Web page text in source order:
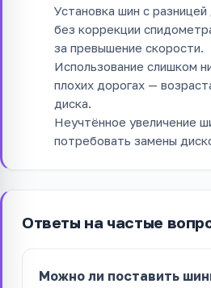
Установка шин с
без коррекции
за превышение скорости.
Использование слишком
плохих дорогах —
диска.
Неучтённое увеличение
потребовать замены
Ответы на частые
Можно ли поставить